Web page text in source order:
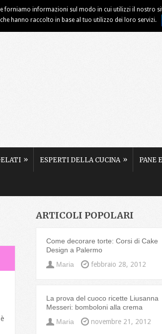
» ESPERTI DELLA CUCINA » PANE
ARTICOLI POPOLARI
Come decorare torte: Corsi di Cake
Design a Palermo
Maria
febbraio 28, 2012
La prova del cuoco ricette Liusanna
Messeri: bomboloni alla crema
Maria
novembre 21, 2012
informazioni sul modo in cui utilizzi il nostro
hanno raccolto in base al tuo utilizzo dei loro servizi.